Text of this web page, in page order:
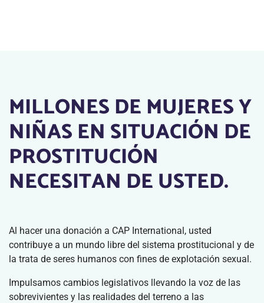
MILLONES DE MUJERES Y
NIÑAS EN SITUACIÓN DE
PROSTITUCIÓN
NECESITAN DE USTED.
Al hacer una donación a CAP International, usted
contribuye a un mundo libre del sistema prostitucional y de
la trata de seres humanos con fines de explotación sexual.
Impulsamos cambios legislativos llevando la voz de las
sobrevivientes y las realidades del terreno a las